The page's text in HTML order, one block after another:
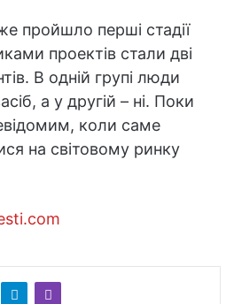
пройшло перші стадії
проектів стали дві
В одній групі люди
а у другій – ні. Поки
коли саме
на світовому ринку